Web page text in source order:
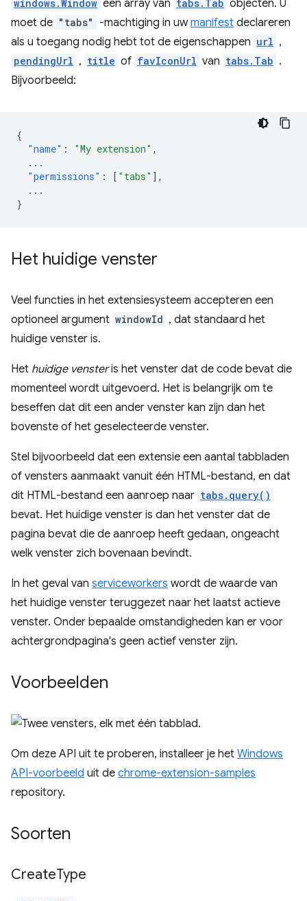
windows.Window een array van tabs.Tab objecten. U
moet de "tabs" -machtiging in uwmanifest declareren
als u toegang nodig hebt tot de eigenschappen url ,
pendingUrl , title of favIconUrl van tabs.Tab .
Bijvoorbeeld:
{
"name" : "My extension" ,
...
"permissions" : [ "tabs" ],
...
}
Het huidige venster
Veel functies in het extensiesysteem accepteren een
optioneel argument windowId , dat standaard het
huidige venster is.
Het huidige vensteris het venster dat de code bevat die
momenteel wordt uitgevoerd. Het is belangrijk om te
beseffen dat dit een ander venster kan zijn dan het
bovenste of het geselecteerde venster.
Stel bijvoorbeeld dat een extensie een aantal tabbladen
of vensters aanmaakt vanuit één HTML-bestand, en dat
dit HTML-bestand een aanroep naar tabs.query()
bevat. Het huidige venster is dan het venster dat de
pagina bevat die de aanroep heeft gedaan, ongeacht
welk venster zich bovenaan bevindt.
In het geval van serviceworkers wordt de waarde van
het huidige venster teruggezet naar het laatst actieve
venster. Onder bepaalde omstandigheden kan er voor
achtergrondpagina's geen actief venster zijn.
Voorbeelden
Om deze API uit te proberen, installeer je het Windows
API-voorbeeld uit de chrome-extension-samples
repository.
Soorten
CreateType